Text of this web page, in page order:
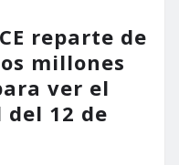
reparte de
millones
ver el
12 de